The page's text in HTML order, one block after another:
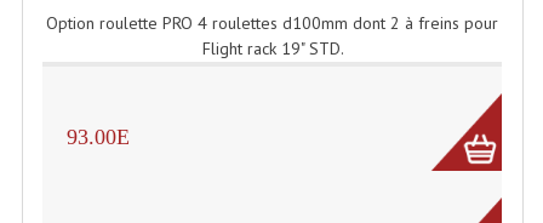
Selecteurs Audio Vidéo
Amplificateurs
Option roulette PRO 4 roulettes d100mm dont 2 à freins pour
Flight rack 19" STD.
93.00E